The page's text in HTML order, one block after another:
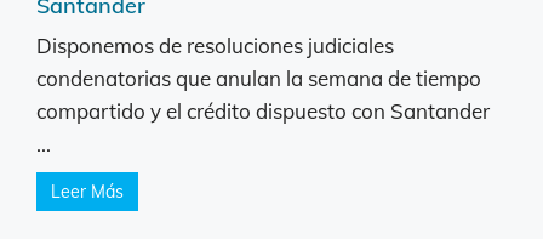
Disponemos de resoluciones judiciales
condenatorias que anulan la semana de tiempo
compartido y el crédito dispuesto con Santander
...
Leer Más